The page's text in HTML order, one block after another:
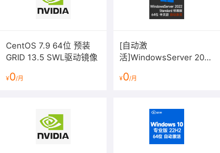
CentOS 7.9 64位 预装
GRID 13.5 SWL驱动镜像
¥0/月
[自动激
活]WindowsServer 2022
更新)中文64位 内部版本
¥0/月